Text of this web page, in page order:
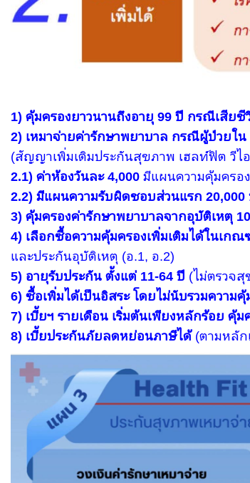
1) คุ้มครองยาวนานถึงอายุ 99 ปี กรณีเสียชี
2) เหมาจ่ายค่ารักษาพยาบาล กรณีผู้ป่วยใ
(สัญญาเพิ่มเติมประกันสุขภาพ เฮลท์ฟิต วีไ
2.1) ค่าห้องวันละ 4,000 มีแผนความคุ้มครอ
2.2) มีแผนความรับผิดชอบส่วนแรก 20,000
3) คุ้มครองค่ารักษาพยาบาลจากอุบัติเหตุ
4) เลือกซื้อความคุ้มครองเพิ่มเติมได้ในเก
และประกันอุบัติเหตุ (อ.1, อ.2)
5) อายุรับประกัน ตั้งแต่ 11-64 ปี (ไม่ตรวจ
6) ซื้อเพิ่มได้เป็นอิสระ โดยไม่นับรวมความ
7) เบี้ยฯ รายเดือน เริ่มต้นเพียงหลักร้อย
8) เบี้ยประกันภัยลดหย่อนภาษีได้(ตามหลัก